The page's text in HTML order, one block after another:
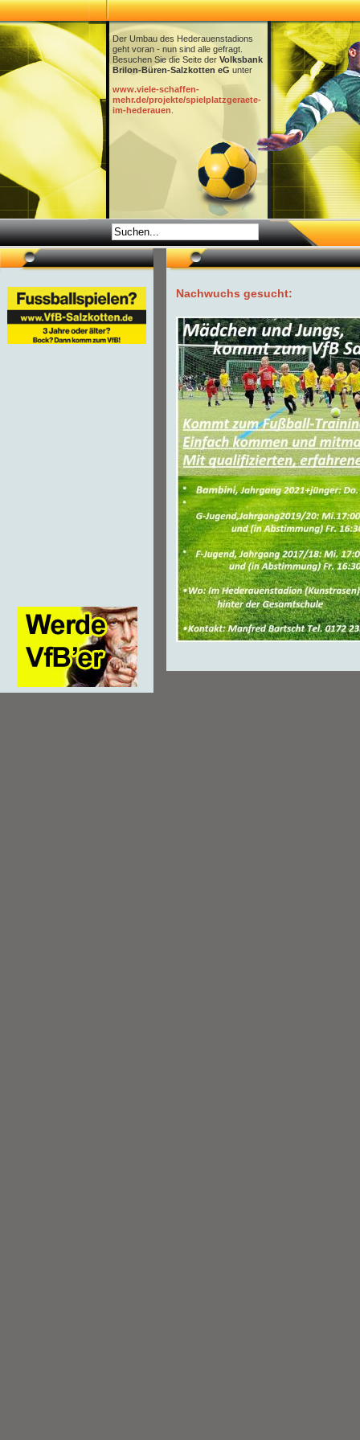
Der Umbau des Hederauenstadions
geht voran - nun sind alle gefragt.
Besuchen Sie die Seite der Volksbank
Brilon-Büren-Salzkotten eG unter
www.viele-schaffen-
mehr.de/projekte/spielplatzgeraete-
im-hederauen
Nachwuchs gesucht: